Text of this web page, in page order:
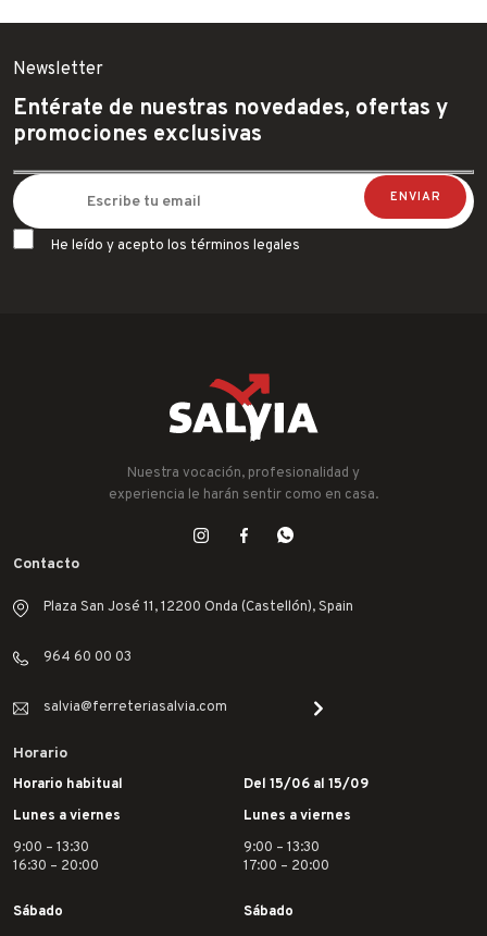
Newsletter
Entérate de nuestras novedades, ofertas y
promociones exclusivas
He leído y acepto los términos legales
Nuestra vocación, profesionalidad y
experiencia le harán sentir como en casa.
Contacto
Plaza San José 11, 12200 Onda (Castellón), Spain
964 60 00 03
salvia@ferreteriasalvia.com
Horario
Horario habitual
Lunes a viernes
9:00 – 13:30
16:30 – 20:00
Sábado
Del 15/06 al 15/09
Lunes a viernes
9:00 – 13:30
17:00 – 20:00
Sábado